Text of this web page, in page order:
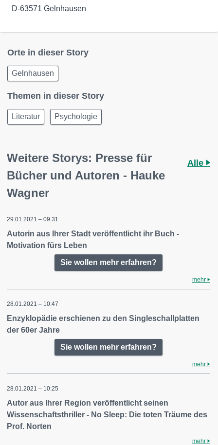
D-63571 Gelnhausen
Orte in dieser Story
Gelnhausen
Themen in dieser Story
Literatur Psychologie
Weitere Storys: Presse für
Bücher und Autoren - Hauke
Wagner
Alle
29.01.2021 – 09:31
Autorin aus Ihrer Stadt veröffentlicht ihr Buch -
Motivation fürs Leben
Sie wollen mehr erfahren?
mehr
28.01.2021 – 10:47
Enzyklopädie erschienen zu den Singleschallplatten
der 60er Jahre
Sie wollen mehr erfahren?
mehr
28.01.2021 – 10:25
Autor aus Ihrer Region veröffentlicht seinen
Wissenschaftsthriller - No Sleep: Die toten Träume des
Prof. Norten
mehr